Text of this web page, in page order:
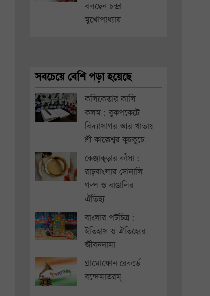
বলছেন চন্দ্রা
মুখোপাধ্যায়
সবচেয়ে বেশি পড়া হয়েছে
কলিকেতার কালি-
কলম : বুকপকেটে
বিদ্যাসাগর আর খাতায়
শ্রী কাক্কেশ্বর কুচকুচে
কেঞ্জাকুড়ার কাঁসা :
রাঢ়বাংলার সোনালি
গল্প ও বাঙালির
ঐতিহ্য
বাংলার পটচিত্র :
ইতিহাস ও ঐতিহ্যের
জীবননামা
গ্রামোফোন রেকর্ডে
বন্দেমাতরম্